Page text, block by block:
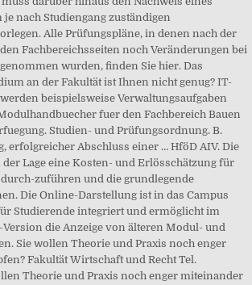
nach Studiengang zuständigen
Alle Prüfungspläne, in denen nach der
Fachbereichsseiten noch Veränderungen bei
wurden, finden Sie hier. Das
an der Fakultät ist Ihnen nicht genug? IT-
beispielsweise Verwaltungsaufgaben
fuer den Fachbereich Bauen
Studien- und Prüfungsordnung. B.
erfolgreicher Abschluss einer … HföD AIV. Die
Lage eine Kosten- und Erlösschätzung für
zuführen und die grundlegende
Die Online-Darstellung ist in das Campus
Studierende integriert und ermöglicht im
Version die Anzeige von älteren Modul- und
Sie wollen Theorie und Praxis noch enger
Fakultät Wirtschaft und Recht Tel.
Theorie und Praxis noch enger miteinander